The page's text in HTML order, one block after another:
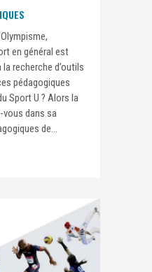
en général est
recherche d’outils
pédagogiques
Sport U ? Alors la
vous dans sa
de...